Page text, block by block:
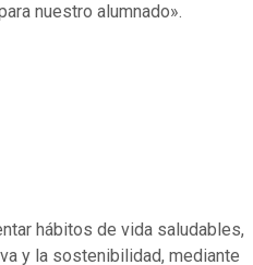
nuestro alumnado».
hábitos de vida saludables,
y la sostenibilidad, mediante